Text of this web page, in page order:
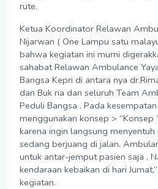
rute.
Ketua Koordinator Relawan
Nijarwan ( One Lampu satu
bahwa kegiatan ini murni
sahabat Relawan Ambulance
Bangsa Kepri di antara nya
dan Buk ria dan seluruh Team
Peduli Bangsa . Pada
menggunakan konsep > “Konsep
karena ingin langsung
sedang berjuang di jalan.
untuk antar-jemput pasien saja ,
kendaraan kebaikan di hari
kegiatan.